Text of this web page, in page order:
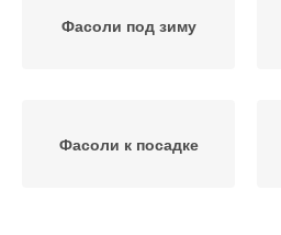
Фасоли под зиму
Фасоли к посадке